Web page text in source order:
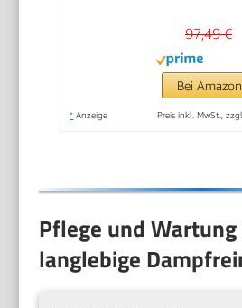
m², Tank:
Hand-,
und
Mikrofaser-
97,49 €
Bei
* Anzeige Preis inkl. MwSt.,
Pflege und
langlebige